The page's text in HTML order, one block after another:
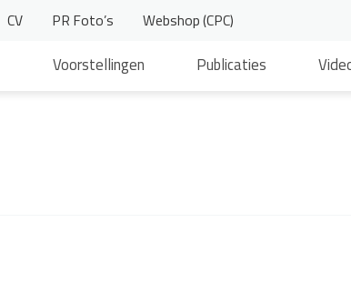
CV PR Foto’s Webshop (CPC)
Voorstellingen Publicaties